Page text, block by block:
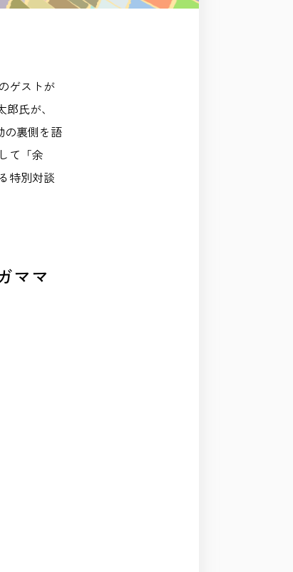
ゲストが
氏が、
の裏側を語
て「余
特別対談
ママ